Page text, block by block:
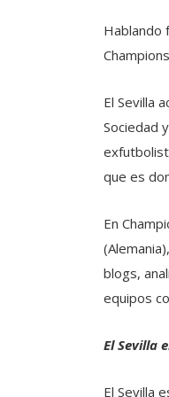
Hablando
El Sevilla
Sociedad
que es
En
blogs,
equipos
El Sevilla
El Sevilla